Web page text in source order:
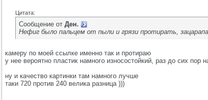
Цитата:
Сообщение от Ден.
Нефиг было пальцем от пыли и грязи протирать,
камеру по моей ссылке именно так и протираю
у нее вероятно пластик намного износостойкий, раз до сих пор
ну и качество картинки там намного лучше
таки 720 против 240 велика разница )))